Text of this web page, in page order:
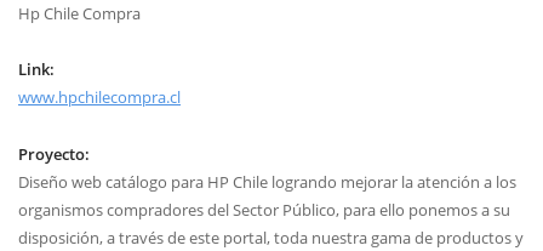
Hp Chile Compra
Link:
www.hpchilecompra.cl
Proyecto:
Diseño web catálogo para HP Chile logrando mejorar la atención a los
organismos compradores del Sector Público, para ello ponemos a su
disposición, a través de este portal, toda nuestra gama de productos y